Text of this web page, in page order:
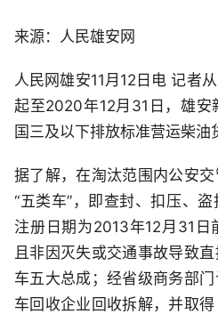
来源：人民雄安网
人民网雄安11月12日电 记者
起至2020年12月31日，雄安
国三及以下排放标准营运柴油
据了解，在淘汰范围内公安
“五类车”，即查封、扣压、
注册日期为2013年12月31日
且非因灭失或交通事故导致
车五大总成；经省级商务部
车回收企业回收拆解，并取得